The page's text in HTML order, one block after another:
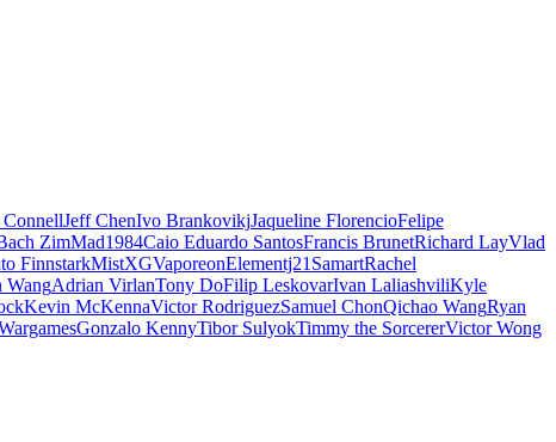
ConnellJeff ChenIvo BrankovikjJaqueline FlorencioFelipe
ZimMad1984Caio Eduardo SantosFrancis BrunetRichard LayVlad
FinnstarkMistXGVaporeonElementj21 SamartRachel
WangAdrian VirlanTony DoFilip LeskovarIvan LaliashviliKyle
Kevin McKennaVictor RodriguezSamuel ChonQichao WangRyan
Gonzalo KennyTibor SulyokTimmy the SorcererVictor Wong